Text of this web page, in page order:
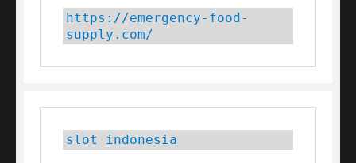
https://emergency-food-
supply.com/
slot indonesia